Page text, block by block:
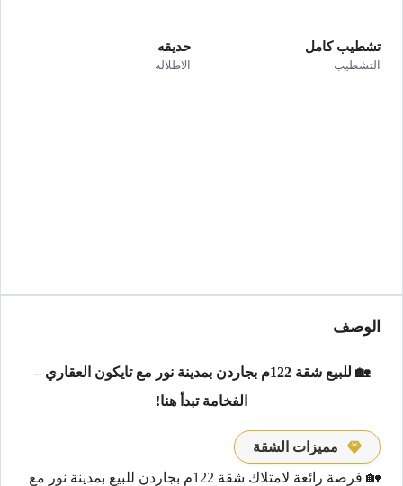
تشطيب كامل
التشطيب
حديقه
الاطلاله
الوصف
🏡 للبيع شقة 122م بجاردن بمدينة نور مع تايكون العقاري –
الفخامة تبدأ هنا!
مميزات الشقة
🏡 فرصة رائعة لامتلاك شقة 122م بجاردن للبيع بمدينة نور مع